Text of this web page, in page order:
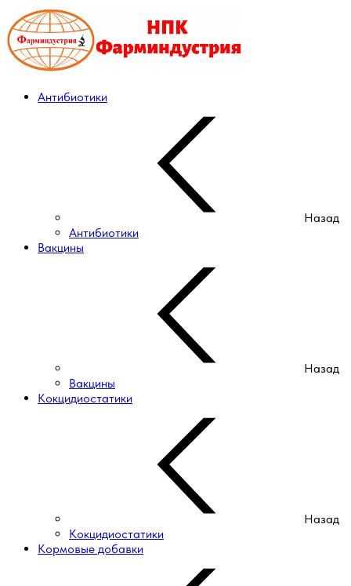
Антибиотики
Назад
Антибиотики
Вакцины
Назад
Вакцины
Кокцидиостатики
Назад
Кокцидиостатики
Кормовые добавки